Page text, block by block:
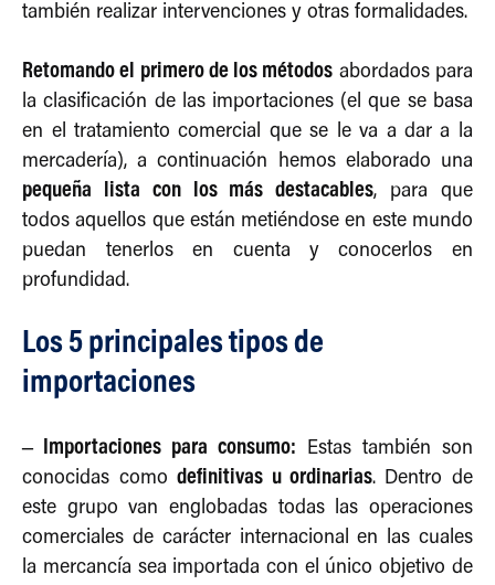
también realizar intervenciones y otras formalidades.
Retomando el primero de los métodos abordados para
la clasificación de las importaciones (el que se basa
en el tratamiento comercial que se le va a dar a la
mercadería), a continuación hemos elaborado una
pequeña lista con los más destacables, para que
todos aquellos que están metiéndose en este mundo
puedan tenerlos en cuenta y conocerlos en
profundidad.
Los 5 principales tipos de
importaciones
– Importaciones para consumo: Estas también son
conocidas comodefinitivas u ordinarias. Dentro de
este grupo van englobadas todas las operaciones
comerciales de carácter internacional en las cuales
la mercancía sea importada con el único objetivo de